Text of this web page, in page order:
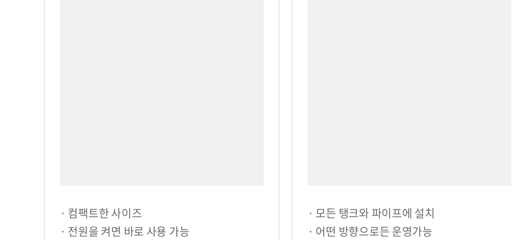
· 컴팩트한 사이즈
· 전원을 켜면 바로 사용 가능
· 모든 탱크와 파이프에 설치
· 어떤 방향으로든 운영가능